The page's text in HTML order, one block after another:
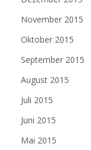
November 2015
Oktober 2015
September 2015
August 2015
Juli 2015
Juni 2015
Mai 2015